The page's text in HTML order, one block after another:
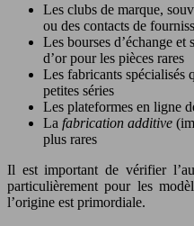
Les clubs de marque,
ou des contacts de
Les bourses d’échange et
d’or pour les pièces rares
Les fabricants spécialisés
petites séries
Les plateformes en ligne
La fabrication additive
plus rares
Il est important de vérifier
particulièrement pour les
l’origine est primordiale.